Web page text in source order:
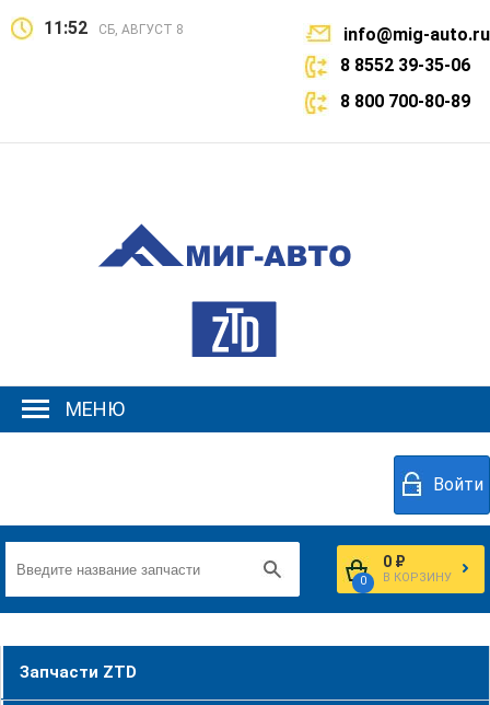
11:52 СБ, АВГУСТ 8
info@mig-auto.ru
8 8552 39-35-06
8 800 700-80-89
МЕНЮ
Войти
0
0 ₽
В КОРЗИНУ
Запчасти ZTD